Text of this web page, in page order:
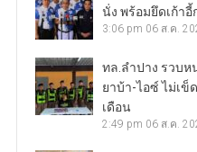
นั่ง พร้อมยึดเก้าอี้
3:06 pm 06 ส.ค.
ทล.ลำปาง รวบห
ยาบ้า-ไอซ์ ไม่เข็
เดือน
2:49 pm 06 ส.ค.